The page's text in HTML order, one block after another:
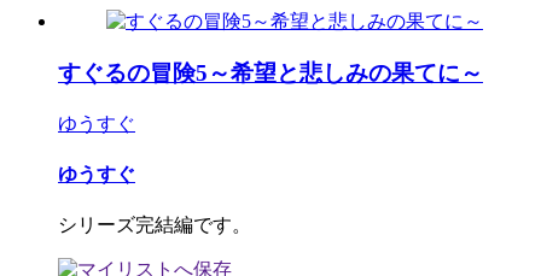
すぐるの冒険5～希望と悲しみの果てに～
ゆうすぐ
ゆうすぐ
シリーズ完結編です。